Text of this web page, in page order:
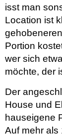
isst man
Location ist
Portion
wer sich
möchte, der
Der
House und
hauseigene
Auf mehr als